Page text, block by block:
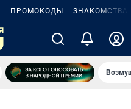
ПРОМОКОДЫ ЗНАКОМСТВА